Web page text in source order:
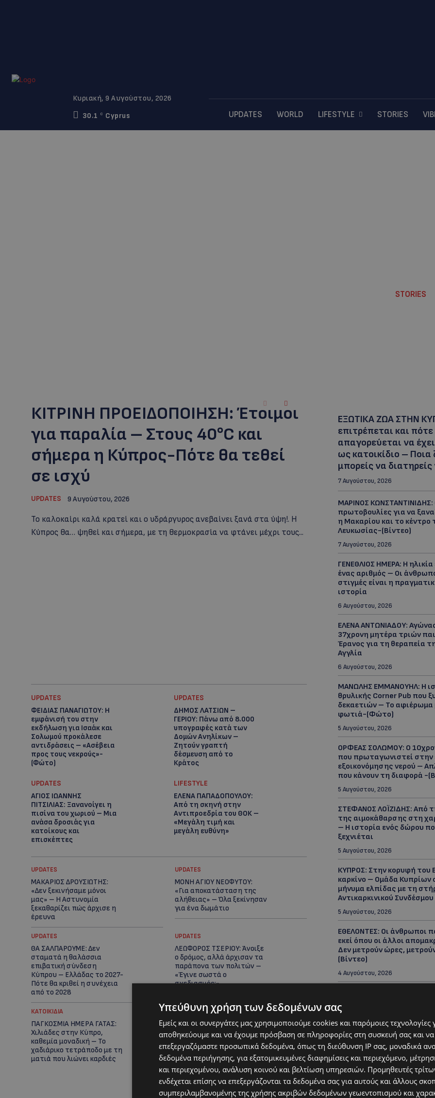
Κυριακή, 9 Αυγούστου, 2026
30.1
C Cyprus UPDATES WORLD LIFESTYLE STORIES
ΚΙΤΡΙΝΗ ΠΡΟΕΙΔΟΠΟΙΗΣΗ: Έτοιμοι
για παραλία – Στους 40°C και
σήμερα η Κύπρος-Πότε θα τεθεί
σε ισχύ
UPDATES 9 Αυγούστου, 2026
Το καλοκαίρι καλά κρατεί και ο υδράργυρος ανεβαίνει ξανά στα ύψη!. Η
Κύπρος θα… ψηθεί και σήμερα, με τη θερμοκρασία να φτάνει μέχρι τους...
UPDATES
ΦΕΙΔΙΑΣ ΠΑΝΑΓΙΩΤΟΥ: Η
εμφάνισή του στην
εκδήλωση για Ισαάκ και
Σολωμού προκάλεσε
αντιδράσεις – «Ασέβεια
προς τους νεκρούς»-
(Φώτο)
UPDATES
ΔΗΜΟΣ ΛΑΤΣΙΩΝ –
ΓΕΡΙΟΥ: Πάνω από 8.000
υπογραφές κατά των
Δομών Ανηλίκων –
Ζητούν γραπτή
δέσμευση από το
Κράτος
UPDATES
ΑΓΙΟΣ ΙΩΑΝΝΗΣ
ΠΙΤΣΙΛΙΑΣ: Ξανανοίγει η
πισίνα του χωριού – Μια
ανάσα δροσιάς για
κατοίκους και
επισκέπτες
LIFESTYLE
ΕΛΕΝΑ ΠΑΠΑΔΟΠΟΥΛΟΥ:
Από τη σκηνή στην
Αντιπροεδρία του ΘΟΚ –
«Μεγάλη τιμή και
μεγάλη ευθύνη»
UPDATES
ΜΑΚΑΡΙΟΣ ΔΡΟΥΣΙΩΤΗΣ:
«Δεν ξεκινήσαμε μόνοι
μας» – Η Αστυνομία
ξεκαθαρίζει πώς άρχισε η
έρευνα
UPDATES
ΜΟΝΗ ΑΓΙΟΥ ΝΕΟΦΥΤΟΥ:
«Για αποκατάσταση της
αλήθειας» – Όλα ξεκίνησαν
για ένα δωμάτιο
UPDATES
ΘΑ ΣΑΛΠΑΡΟΥΜΕ: Δεν
σταματά η θαλάσσια
επιβατική σύνδεση
Κύπρου – Ελλάδας το 2027-
Πότε θα κριθεί η συνέχεια
από το 2028
UPDATES
ΛΕΩΦΟΡΟΣ ΤΣΕΡΙΟΥ: Άνοιξε
ο δρόμος, αλλά άρχισαν τα
παράπονα των πολιτών –
«Έγινε σωστά ο
σχεδιασμός;»
ΚΑΤΟΙΚΙΔΙΑ
ΠΑΓΚΟΣΜΙΑ ΗΜΕΡΑ ΓΑΤΑΣ:
Χιλιάδες στην Κύπρο,
καθεμία μοναδική – Το
χαδιάρικο τετράποδο με τη
ματιά που λιώνει καρδιές
UPDATES
ΤΑΣΟΣ ΧΑΤΖΗΓΙΟΒΑΝΗΣ: Η
συγκλονιστική ιστορία του
12χρονου Δημήτρη και η
δωρεά των 12.500 ευρώ που
του έδωσε ελπίδα
STORIES
ΕΞΩΤΙΚΑ ΖΩΑ ΣΤΗΝ
επιτρέπεται και πότε
απαγορεύεται να
ως κατοικίδιο –
μπορείς να
7 Αυγούστου, 2026
ΜΑΡΙΝΟΣ ΚΩΝΣΤΑΝΤΙΝΙΔΗΣ:
πρωτοβουλίες για να
η Μακαρίου και το κέντρο
Λευκωσίας-(Βίντεο)
7 Αυγούστου, 2026
ΓΕΝΕΘΛΙΟΣ ΗΜΕΡΑ: Η ηλικία
ένας αριθμός – Οι
στιγμές είναι η
ιστορία
6 Αυγούστου, 2026
ΕΛΕΝΑ ΑΝΤΩΝΙΑΔΟΥ:
37χρονη μητέρα τριών
Έρανος για τη θεραπεία
Αγγλία
6 Αυγούστου, 2026
ΜΑΝΩΛΗΣ ΕΜΜΑΝΟΥΗΛ: Η
θρυλικής Corner Pub που
δεκαετιών – Το αφιέρωμα
φωτιά-(Φώτο)
5 Αυγούστου, 2026
ΟΡΦΕΑΣ ΣΟΛΩΜΟΥ: Ο
που πρωταγωνιστεί στην
εξοικονόμησης νερού –
που κάνουν τη διαφορά -
5 Αυγούστου, 2026
ΣΤΕΦΑΝΟΣ ΛΟΪΖΙΔΗΣ: Από
της αιμοκάθαρσης στη
– Η ιστορία ενός δώρου
ξεχνιέται
5 Αυγούστου, 2026
ΚΥΠΡΟΣ: Στην κορυφή του
καρκίνο – Ομάδα Κυπρίων
μήνυμα ελπίδας με τη
Αντικαρκινικού
5 Αυγούστου, 2026
ΕΘΕΛΟΝΤΕΣ: Οι άνθρωποι
εκεί όπου οι άλλοι
Δεν μετρούν ώρες,
(Βίντεο)
4 Αυγούστου, 2026
αποστολή κατάσβεσης
3 Αυγούστου, 2026
MEDITERRANEAN
μεσογειακός τρόπος ζωής
παγκόσμια τάση! Γιατί
ζήσουν πιο… Μεσογειακά;
3 Αυγούστου, 2026
Υπεύθυνη χρήση των δεδομένων σας
Εμείς και οι συνεργάτες μας χρησιμοποιούμε cookies και παρόμοιες τεχνολογίες
αποθηκεύουμε και να έχουμε πρόσβαση σε πληροφορίες στη συσκευή σας και να
επεξεργαζόμαστε προσωπικά δεδομένα, όπως τη διεύθυνση IP σας, μοναδικά
δεδομένα περιήγησης, για εξατομικευμένες διαφημίσεις και περιεχόμενο,
και περιεχομένου, ανάλυση κοινού και βελτίωση υπηρεσιών. Προμηθευτές
ενδέχεται επίσης να επεξεργάζονται τα δεδομένα σας για αυτούς και άλλους
συμπεριλαμβανομένης της χρήσης ακριβών δεδομένων γεωεντοπισμού και